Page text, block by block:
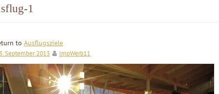
1
to Ausflugsziele
September 2013 ImpWerb11